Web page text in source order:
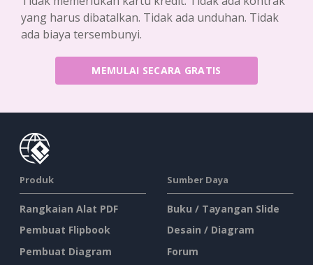
yang harus dibatalkan. Tidak ada unduhan. Tidak
ada biaya tersembunyi.
MEMULAI SECARA GRATIS
Produk
Rangkaian Alat PDF
Pembuat Flipbook
Pembuat Diagram
Sumber Daya
Buku / Tayangan Slide
Desain / Diagram
Forum